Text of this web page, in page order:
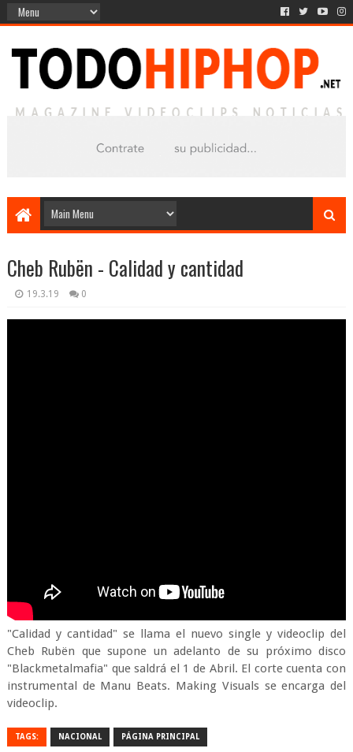
Cheb Rubën - Calidad y cantidad
19.3.19 0
"Calidad y cantidad" se llama el nuevo single y videoclip del
Cheb Rubën que supone un adelanto de su próximo disco
"Blackmetalmafia" que saldrá el 1 de Abril. El corte cuenta con
instrumental de Manu Beats. Making Visuals se encarga del
videoclip.
TAGS: NACIONAL PÁGINA PRINCIPAL